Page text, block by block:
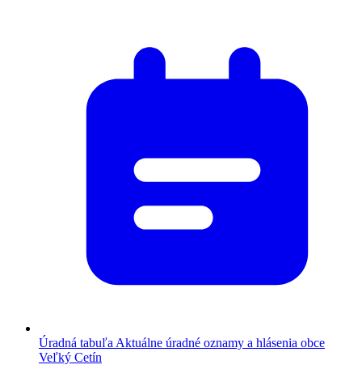
Úradná tabuľa Aktuálne úradné oznamy a hlásenia obce
Veľký Cetín